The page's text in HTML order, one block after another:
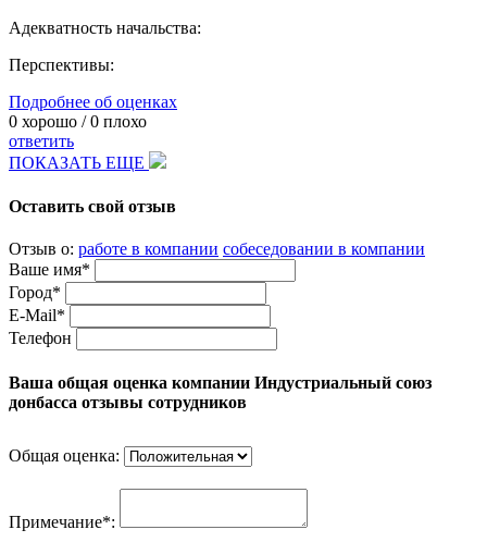
Адекватность начальства:
Перспективы:
Подробнее об оценках
0 хорошо /0 плохо
ответить
ПОКАЗАТЬ ЕЩЕ
Оставить свой отзыв
Отзыв о: работе в компании собеседовании в компании
Ваше имя*
Город*
E-Mail*
Телефон
Ваша общая оценка компании Индустриальный союз
донбасса отзывы сотрудников
Общая оценка:
Примечание*: